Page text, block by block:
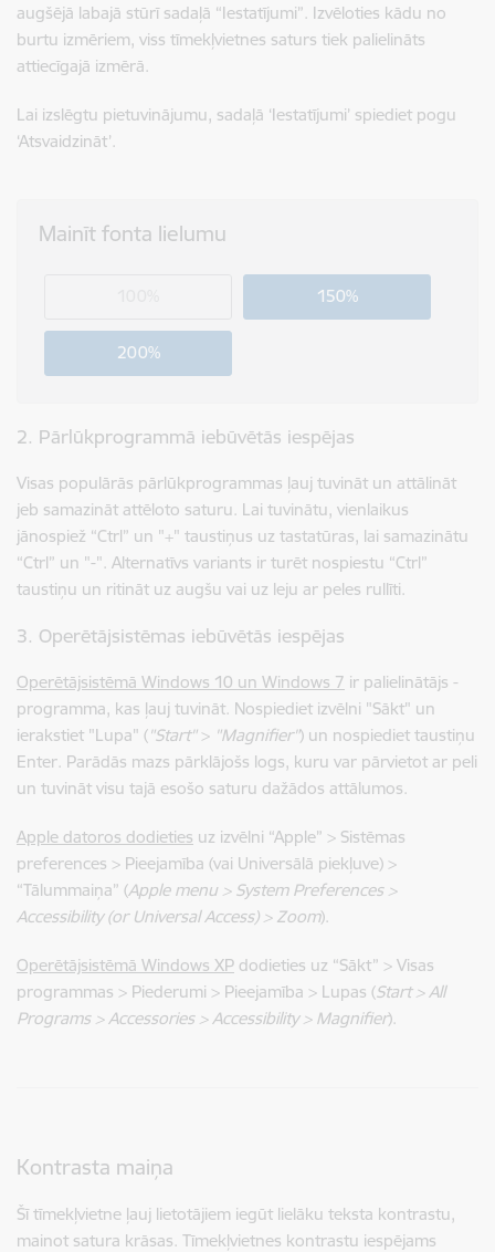
augšējā labajā stūrī sadaļā “Iestatījumi”. Izvēloties kādu no
burtu izmēriem, viss tīmekļvietnes saturs tiek palielināts
attiecīgajā izmērā.
Lai izslēgtu pietuvinājumu, sadaļā ‘Iestatījumi’ spiediet pogu
‘Atsvaidzināt’.
Mainīt fonta lielumu
150%
200%
2. Pārlūkprogrammā iebūvētās iespējas
Visas populārās pārlūkprogrammas ļauj tuvināt un attālināt
jeb samazināt attēloto saturu. Lai tuvinātu, vienlaikus
jānospiež “Ctrl” un "+" taustiņus uz tastatūras, lai samazinātu
“Ctrl” un "-". Alternatīvs variants ir turēt nospiestu “Ctrl”
taustiņu un ritināt uz augšu vai uz leju ar peles rullīti.
3. Operētājsistēmas iebūvētās iespējas
Operētājsistēmā Windows 10 un Windows 7 ir palielinātājs -
programma, kas ļauj tuvināt. Nospiediet izvēlni "Sākt" un
ierakstiet "Lupa" ("Start"> "Magnifier") un nospiediet taustiņu
Enter. Parādās mazs pārklājošs logs, kuru var pārvietot ar peli
un tuvināt visu tajā esošo saturu dažādos attālumos.
Apple datoros dodieties uz izvēlni “Apple” > Sistēmas
preferences > Pieejamība (vai Universālā piekļuve) >
“Tālummaiņa” (Apple menu > System Preferences >
Accessibility (or Universal Access) > Zoom).
Operētājsistēmā Windows XP dodieties uz “Sākt” > Visas
programmas > Piederumi > Pieejamība > Lupas (Start > All
Programs > Accessories > Accessibility > Magnifier).
Kontrasta maiņa
Šī tīmekļvietne ļauj lietotājiem iegūt lielāku teksta kontrastu,
mainot satura krāsas. Tīmekļvietnes kontrastu iespējams